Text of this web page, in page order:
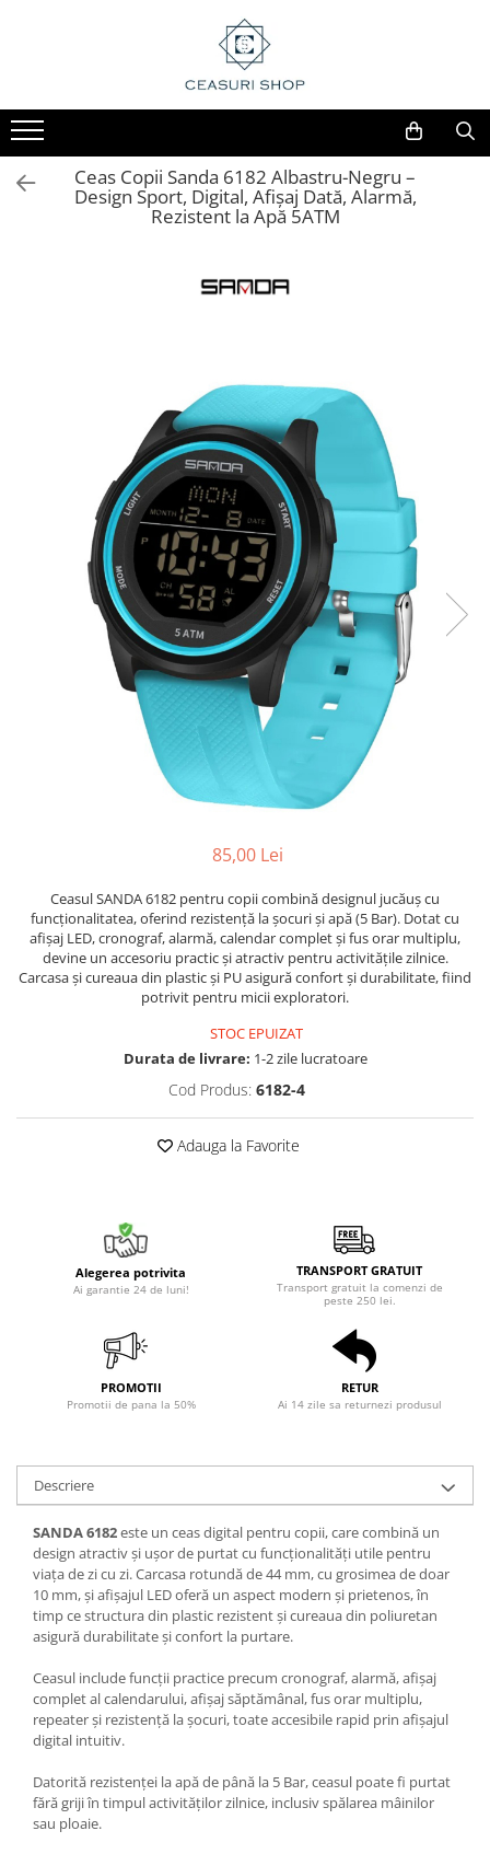
Ceas Copii Sanda 6182 Albastru-Negru –
Design Sport, Digital, Afișaj Dată, Alarmă,
Rezistent la Apă 5ATM
85,00 Lei
Ceasul SANDA 6182 pentru copii combină designul jucăuș cu
funcționalitatea, oferind rezistență la șocuri și apă (5 Bar). Dotat cu
afișaj LED, cronograf, alarmă, calendar complet și fus orar multiplu,
devine un accesoriu practic și atractiv pentru activitățile zilnice.
Carcasa și cureaua din plastic și PU asigură confort și durabilitate, fiind
potrivit pentru micii exploratori.
STOC EPUIZAT
Durata de livrare: 1-2 zile lucratoare
Cod Produs: 6182-4
Adauga la Favorite
Alegerea potrivita
Ai garantie 24 de luni!
TRANSPORT GRATUIT
Transport gratuit la comenzi de
peste 250 lei.
PROMOTII
Promotii de pana la 50%
RETUR
Ai 14 zile sa returnezi produsul
Descriere
SANDA 6182este un ceas digital pentru copii, care combină un
design atractiv și ușor de purtat cu funcționalități utile pentru
viața de zi cu zi. Carcasa rotundă de 44 mm, cu grosimea de doar
10 mm, și afișajul LED oferă un aspect modern și prietenos, în
timp ce structura din plastic rezistent și cureaua din poliuretan
asigură durabilitate și confort la purtare.
Ceasul include funcții practice precum cronograf, alarmă, afișaj
complet al calendarului, afișaj săptămânal, fus orar multiplu,
repeater și rezistență la șocuri, toate accesibile rapid prin afișajul
digital intuitiv.
Datorită rezistenței la apă de până la 5 Bar, ceasul poate fi purtat
fără griji în timpul activităților zilnice, inclusiv spălarea mâinilor
sau ploaie.